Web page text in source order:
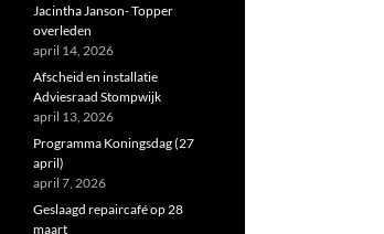
Jacintha Janson- Topper
overleden
april 14, 2026
Afscheid en installatie
Adviesraad Stompwijk
april 13, 2026
Programma Koningsdag (27
april)
april 7, 2026
Geslaagd repaircafé op 28
maart